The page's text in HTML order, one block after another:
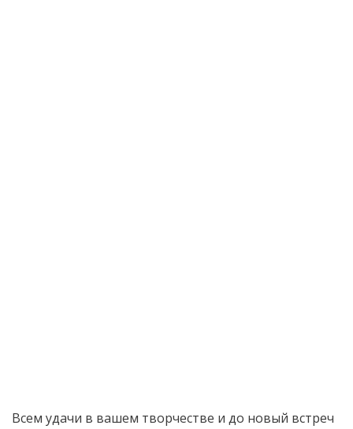
Всем удачи в вашем творчестве и до новый встреч